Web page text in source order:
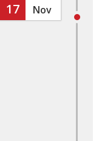
17 Nov